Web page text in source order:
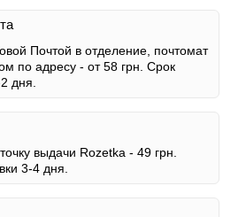
Почтой в отделение, почтомат
по адресу - от 58 грн. Срок
дня.
выдачи Rozetka - 49 грн.
3-4 дня.